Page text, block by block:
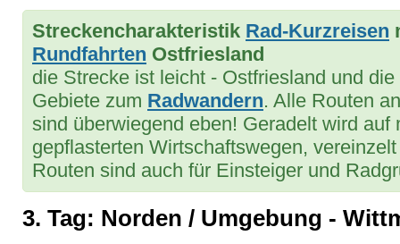
Streckencharakteristik Rad-Kurzreisen
Rundfahrten Ostfriesland
die Strecke ist leicht - Ostfriesland und
Gebiete zum Radwandern. Alle Routen
sind überwiegend eben! Geradelt wird auf
gepflasterten Wirtschaftswegen,
Routen sind auch für Einsteiger und
3. Tag: Norden / Umgebung -